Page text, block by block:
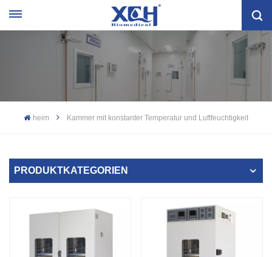
heim Kammer mit konstanter Temperatur und Luftfeuchtigkeit
PRODUKTKATEGORIEN